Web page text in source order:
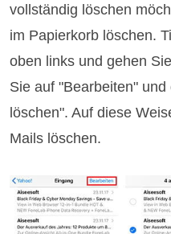
vollständig löschen
im Papierkorb löschen.
oben links und gehen
Sie auf "Bearbeiten"
löschen". Auf diese
Mails löschen.